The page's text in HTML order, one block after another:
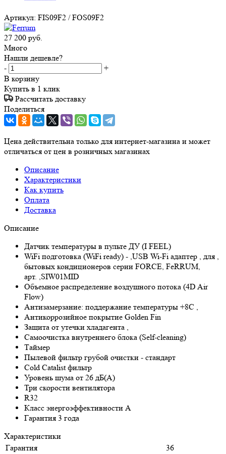
Артикул: FIS09F2 / FOS09F2
27 200 руб.
Много
Нашли дешевле?
-
+
В корзину
Купить в 1 клик
Рассчитать доставку
Поделиться
Цена действительна только для интернет-магазина и может
отличаться от цен в розничных магазинах
Описание
Характеристики
Как купить
Оплата
Доставка
Описание
Датчик температуры в пульте ДУ (I FEEL)
WiFi подготовка (WiFi ready) - ,USB Wi-Fi адаптер , для ,
бытовых кондиционеров серии FORCE, FeRRUM,
арт. ,SIW01MID
Объемное распределение воздушного потока (4D Air
Flow)
Антизамерзание: поддержание температуры +8С ,
Антикоррозийное покрытие Golden Fin
Защита от утечки хладагента ,
Самоочистка внутреннего блока (Self-cleaning)
Таймер
Пылевой фильтр грубой очистки - стандарт
Cold Catalist фильтр
Уровень шума от 26 дБ(А)
Три скорости вентилятора
R32
Класс энергоэффективности A
Гарантия 3 года
Характеристики
Гарантия
36